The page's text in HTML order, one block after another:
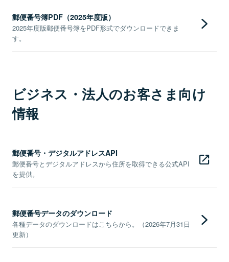
郵便番号簿PDF（2025年度版）
2025年度版郵便番号簿をPDF形式でダウンロードできま
す。
ビジネス・法人のお客さま向け
情報
郵便番号・デジタルアドレスAPI
郵便番号とデジタルアドレスから住所を取得できる公式API
を提供。
郵便番号データのダウンロード
各種データのダウンロードはこちらから。（2026年7月31日
更新）